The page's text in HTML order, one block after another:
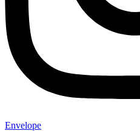
Envelope